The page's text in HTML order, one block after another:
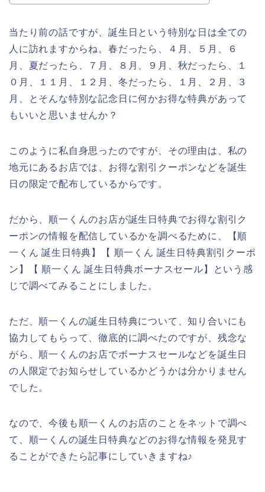
当たり前の話ですが、誕生日という特別な日は全ての
人に訪れますからね。春だったら、４月、５月、６
月、夏だったら、７月、８月、９月、秋だったら、１
０月、１１月、１２月、冬だったら、１月、２月、３
月、とそんな特別な記念日に何かお得な特典があって
もいいと思いませんか？
このように私自身思ったのですが、その理由は、私の
地元にあるお店では、お得な割引クーポンなどを誕生
日の限定で配布しているからです。
だから、順一くんのお店が誕生日特典でお得な割引ク
ーポンの情報を配信しているかを調べるために、【順
一くん 誕生日特典】【 順一くん 誕生日特典割引クーポ
ン】【 順一くん 誕生日特典ボーナスセール】という感
じで調べてみることにしました。
ただ、順一くんの誕生日特典について、知り合いにも
協力してもらって、徹底的に調べたのですが、残念な
がら、順一くんのお店でボーナスセールなどを誕生日
の人限定でお知らせしているかどうかは分かりません
でした。
なので、今後も順一くんのお店のことをネットで調べ
て、順一くんの誕生日特典などのお得な情報を発見す
ることができたら記事にしていきますね♪